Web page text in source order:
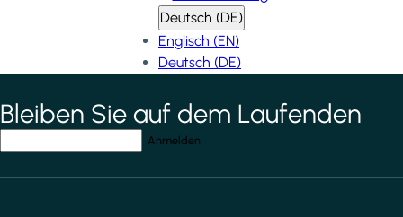
Deutsch (DE)
Englisch (EN)
Deutsch (DE)
*indicates required field
Bleiben Sie auf dem Laufenden